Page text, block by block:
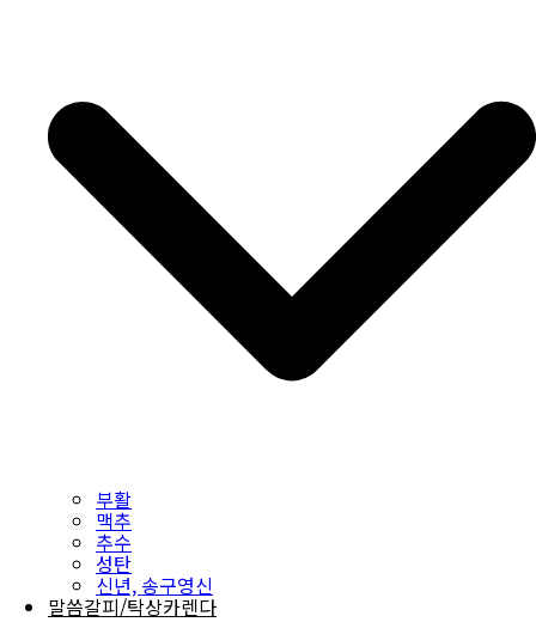
부활
맥추
추수
성탄
신년, 송구영신
말씀갈피/탁상카렌다